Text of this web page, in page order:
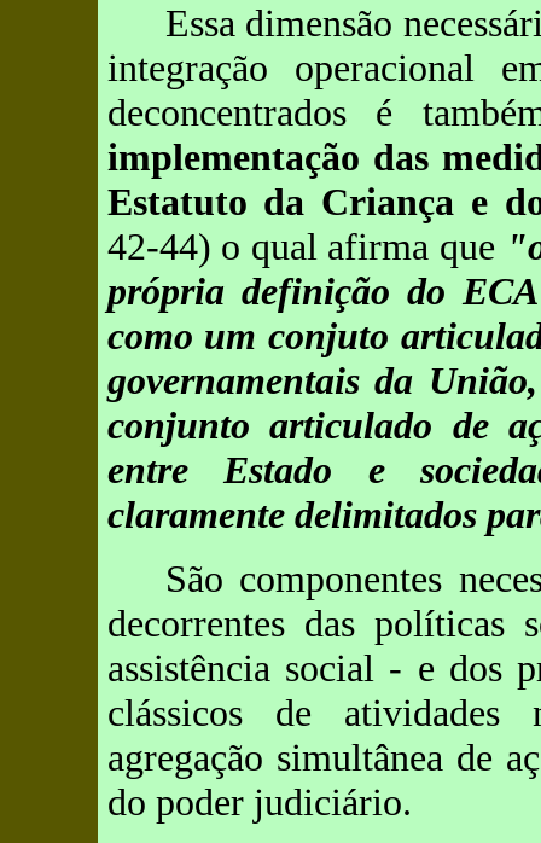
Essa dimensão
integração operacional
deconcentrados é
implementação das
Estatuto da Criança e
42-44) o qual afirma que
própria definição do
como um conjuto
governamentais da
conjunto articulado de
entre Estado e
claramente delimitados
São componentes
decorrentes das políticas
assistência social - e dos
clássicos de
agregação simultânea de
do poder judiciário.